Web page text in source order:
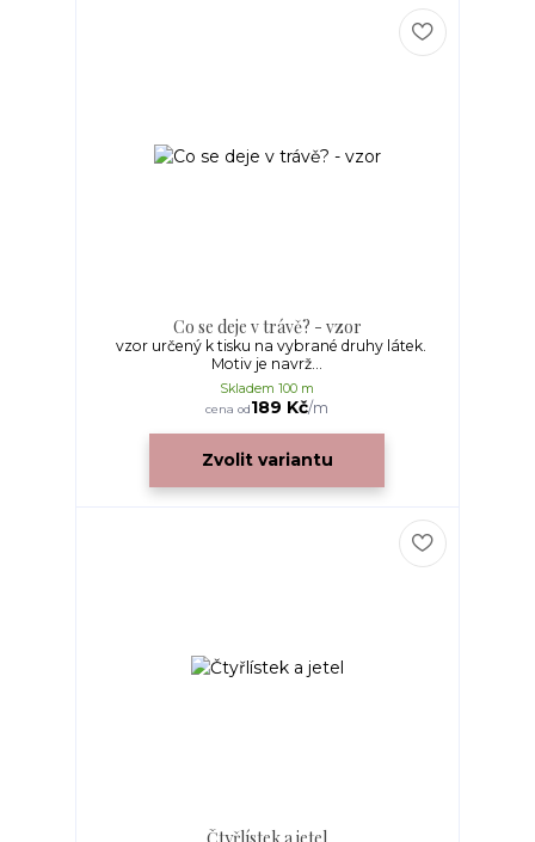
Co se deje v trávě? - vzor
vzor určený k tisku na vybrané druhy látek.
Motiv je navrž...
cena od189 Kč/m
Skladem 100 m
Zvolit variantu